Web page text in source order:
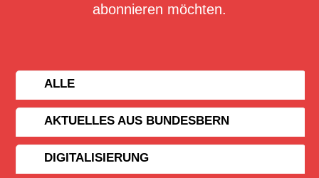
abonnieren möchten.
ALLE
AKTUELLES AUS BUNDESBERN
DIGITALISIERUNG